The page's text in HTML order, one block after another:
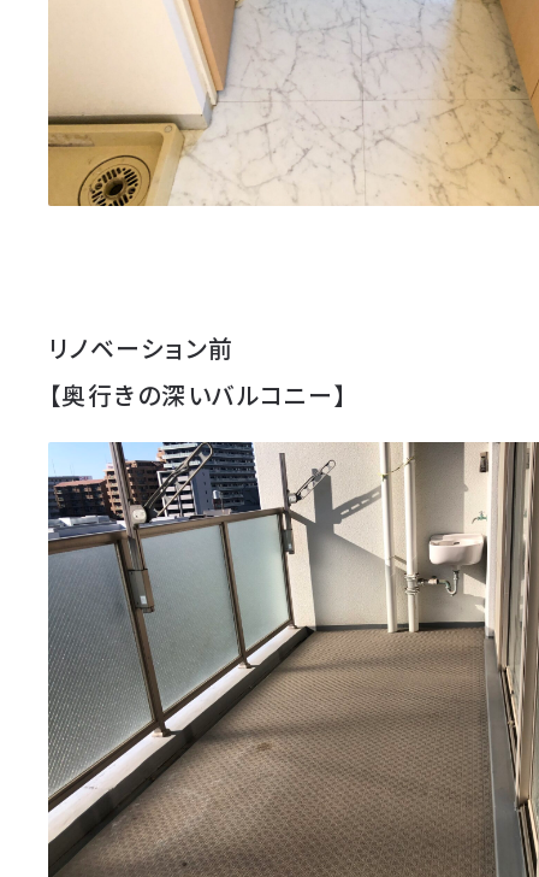
リノベーション前
【奥行きの深いバルコニー】